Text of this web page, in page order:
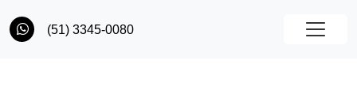
(51) 3345-0080